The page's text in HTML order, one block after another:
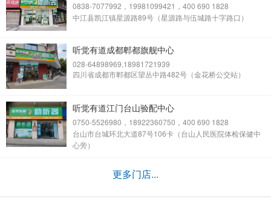
0838-7077992，19981099421，400 690 1828
中江县凯江镇星源路89号（星源路与伍城路十字路口）
听觉有道成都郫都旗舰中心
028-64898969,18981721939
四川省成都市郫都区望丛中路482号（金花桥公交站）
听觉有道江门台山验配中心
0750-5526980，18922360750，400 690 1828
台山市台城环北大道87号106卡（台山人民医院体检保健中
心旁）
更多门店...